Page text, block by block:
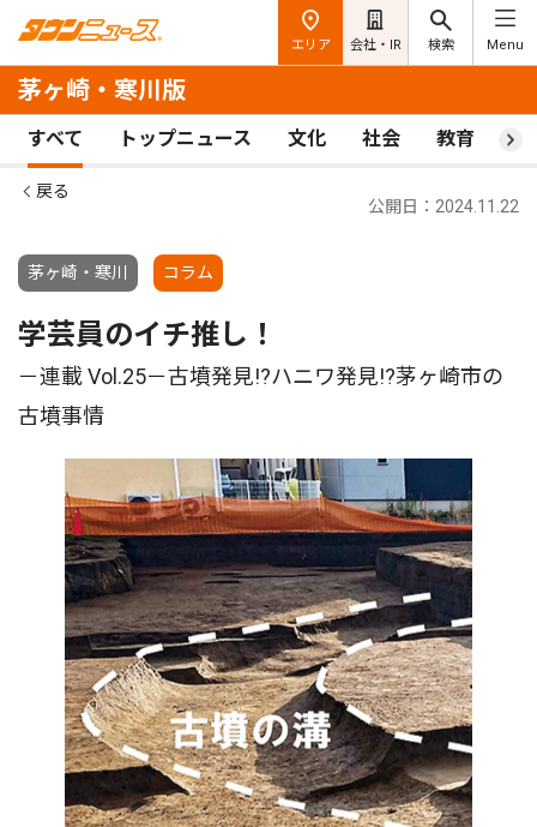
エリア 会社・IR 検索 Menu
茅ヶ崎・寒川版
すべて トップニュース 文化 社会 教育 ス
戻る
茅ヶ崎・寒川 コラム
公開日：2024.11.22
学芸員のイチ推し！
－連載 Vol.25－古墳発見!?ハニワ発見!?茅ヶ崎市の
古墳事情